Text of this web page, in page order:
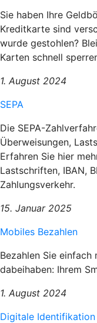
Sie haben Ihre
Kreditkarte sind
wurde gestohlen?
Karten schnell
1. August 2024
SEPA
Die SEPA-
Überweisungen,
Erfahren Sie hier
Lastschriften, IBAN,
Zahlungsverkehr.
15. Januar 2025
Mobiles Bezahlen
Bezahlen Sie einfach
dabeihaben: Ihrem
1. August 2024
Digitale Identifikation